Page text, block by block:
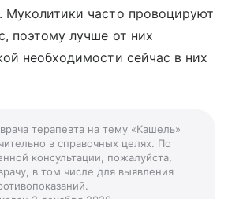
Муколитики часто провоцируют
поэтому лучше от них
необходимости сейчас в них
терапевта на тему «Кашель»
в справочных целях. По
консультации, пожалуйста,
в том числе для выявления